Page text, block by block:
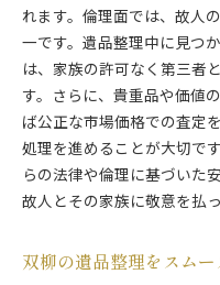
初めての方に
よくある質問
不安を解消す
遺品整理を依
サポートが必
初心者が抱き
遺品整理が心
れます。倫理面では、故人
一です。遺品整理中に見つ
は、家族の許可なく第三者
す。さらに、貴重品や価値
ば公正な市場価格での査定
処理を進めることが大切で
らの法律や倫理に基づいた
故人とその家族に敬意を払
双柳の遺品整理をスム